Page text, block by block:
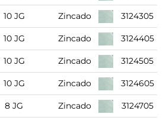
10 JG Zincado 3124305
10 JG Zincado 3124405
10 JG Zincado 3124505
10 JG Zincado 3124605
8 JG Zincado 3124705